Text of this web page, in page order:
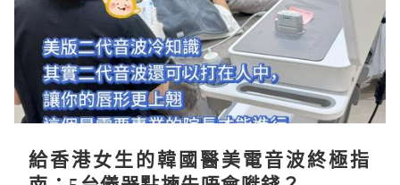
給香港女生的韓國醫美電音波終極指